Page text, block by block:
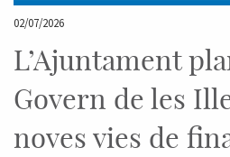
02/07/2026
L’Ajuntament
Govern de les
noves vies de